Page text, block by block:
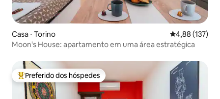
Casa ⋅ Torino 4,88 de uma
4,88 (137)
Moon's House: apartamento em uma área estratégica
Entre os melhores preferidos dos hóspedes
Preferido dos hóspedes